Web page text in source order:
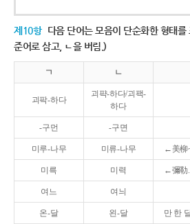
제10항 다음 단어는 모음이 단순화한 형태
준어로 삼고, ㄴ을 버림.)
ㄱ ㄴ
괴팍-하다
괴퍅-하다/괴팩-
하다
-구먼 -구면
미루-나무 미류-나무 ←美柳
미륵 미력 ←彌勒.
여느 여늬
온-달 왼-달 만 한